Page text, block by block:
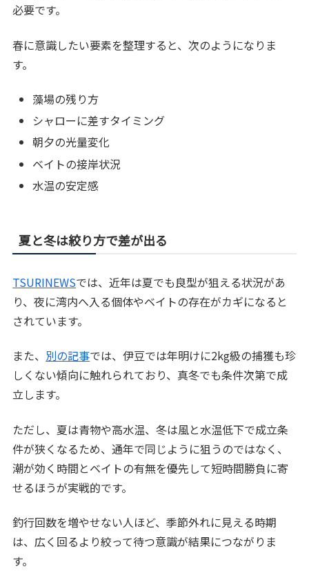
必要です。
春に意識したい要素を整理すると、次のようになりま
す。
藻場の残り方
シャローに差すタイミング
朝夕の光量変化
ベイトの接岸状況
水温の安定感
夏と冬は絞り方で差が出る
TSURINEWSでは、近年は夏でも良型が狙える状況があ
り、夜に湾内へ入る個体やベイトの存在がカギになると
されています。
また、 別の記事では、伊豆では年明けに2kg級の捕獲も珍
しくない傾向に触れられており、真冬でも条件次第で成
立します。
ただし、夏は青物や高水温、冬は風と水温低下で成立条
件が狭くなるため、通年で同じように狙うのではなく、
潮が効く時間とベイトの有無を優先して短時間勝負に寄
せるほうが実戦的です。
釣行回数を増やせない人ほど、季節外れに見える時期
は、広く回るより絞って待つ意識が結果につながりま
す。